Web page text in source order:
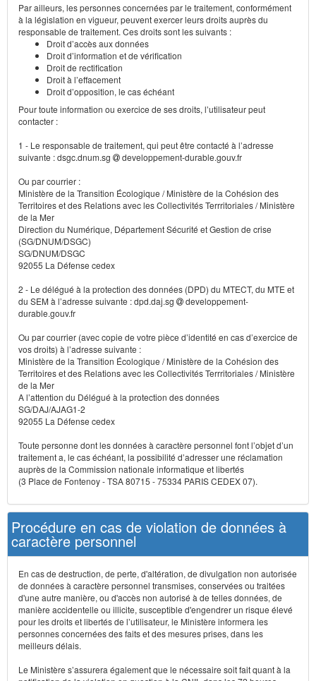
Par ailleurs, les personnes concernées par le traitement, conformément
à la législation en vigueur, peuvent exercer leurs droits auprès du
responsable de traitement. Ces droits sont les suivants :
Droit d’accès aux données
Droit d’information et de vérification
Droit de rectification
Droit à l’effacement
Droit d’opposition, le cas échéant
Pour toute information ou exercice de ses droits, l’utilisateur peut
contacter :
1 - Le responsable de traitement, qui peut être contacté à l’adresse
suivante : dsgc.dnum.sg
developpement-durable.gouv.fr
Ou par courrier :
Ministère de la Transition Écologique / Ministère de la Cohésion des
Territoires et des Relations avec les Collectivités Terrritoriales / Ministère
de la Mer
Direction du Numérique, Département Sécurité et Gestion de crise
(SG/DNUM/DSGC)
SG/DNUM/DSGC
92055 La Défense cedex
2 - Le délégué à la protection des données (DPD) du MTECT, du MTE et
du SEM à l’adresse suivante : dpd.daj.sg
developpement-
durable.gouv.fr
Ou par courrier (avec copie de votre pièce d’identité en cas d’exercice de
vos droits) à l’adresse suivante :
Ministère de la Transition Écologique / Ministère de la Cohésion des
Territoires et des Relations avec les Collectivités Terrritoriales / Ministère
de la Mer
A l’attention du Délégué à la protection des données
SG/DAJ/AJAG1-2
92055 La Défense cedex
Toute personne dont les données à caractère personnel font l’objet d’un
traitement a, le cas échéant, la possibilité d’adresser une réclamation
auprès de la Commission nationale informatique et libertés
(3 Place de Fontenoy - TSA 80715 - 75334 PARIS CEDEX 07).
Procédure en cas de violation de données à
caractère personnel
En cas de destruction, de perte, d'altération, de divulgation non autorisée
de données à caractère personnel transmises, conservées ou traitées
d'une autre manière, ou d'accès non autorisé à de telles données, de
manière accidentelle ou illicite, susceptible d'engendrer un risque élevé
pour les droits et libertés de l’utilisateur, le Ministère informera les
personnes concernées des faits et des mesures prises, dans les
meilleurs délais.
Le Ministère s’assurera également que le nécessaire soit fait quant à la